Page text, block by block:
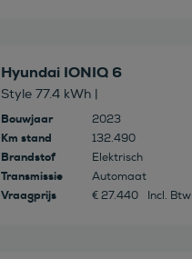
Hyundai IONIQ 6
Style 77.4 kWh |
Bouwjaar 2023
Km stand 132.490
Brandstof Elektrisch
Transmissie Automaat
Vraagprijs € 27.440 Incl. Btw